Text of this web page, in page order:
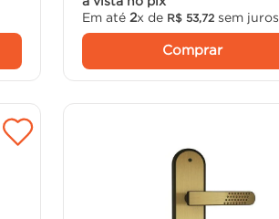
Em até2x de R$ 53 ,72 sem juros
Comprar